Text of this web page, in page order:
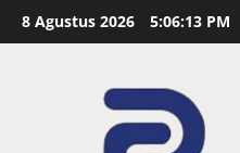
8 Agustus 2026 5:06:14 PM